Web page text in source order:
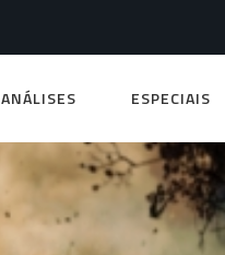
ANÁLISES ESPECIAIS